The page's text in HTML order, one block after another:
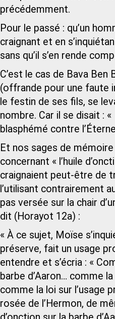
précédemment.
Pour le passé : qu’un
craignant et en
sans qu’il s’en rende
C’est le cas de Bava
(offrande pour une faute
le festin de ses fils, se
nombre. Car il se disait :
blasphémé contre
Et nos sages de
concernant « l’huile
craignaient peut-être de
l’utilisant contrairement
pas versée sur la chair
dit (Horayot 12a) :
« À ce sujet, Moïse
préserve, fait un usage
entendre et s’écria : «
barbe d’Aaron… comme
comme la loi sur l’usage
rosée de l’Hermon, de